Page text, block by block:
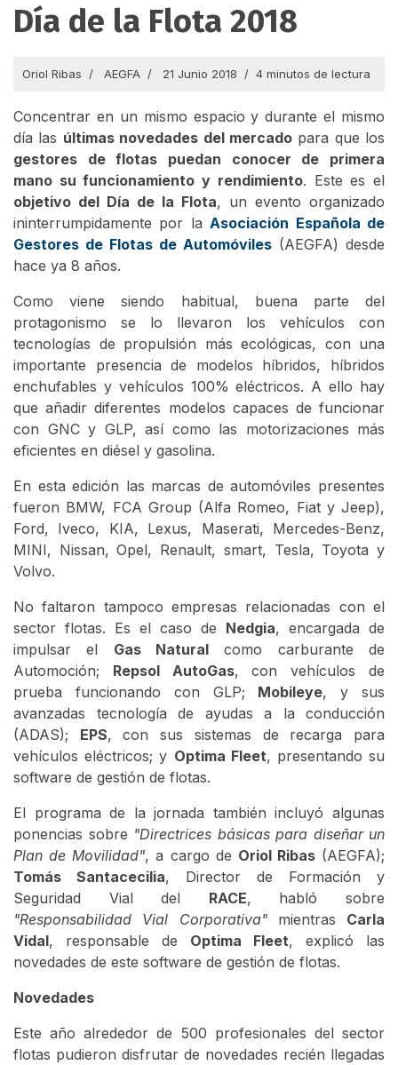
Día de la Flota 2018
Oriol Ribas AEGFA 21 Junio 2018 4 minutos de lectura
Concentrar en un mismo espacio y durante el mismo
día las últimas novedades del mercadopara que los
gestores de flotas puedan conocer de primera
mano su funcionamiento y rendimiento. Este es el
objetivo del Día de la Flota, un evento organizado
ininterrumpidamente por la Asociación Española de
Gestores de Flotas de Automóviles (AEGFA) desde
hace ya 8 años.
Como viene siendo habitual, buena parte del
protagonismo se lo llevaron los vehículos con
tecnologías de propulsión más ecológicas, con una
importante presencia de modelos híbridos, híbridos
enchufables y vehículos 100% eléctricos. A ello hay
que añadir diferentes modelos capaces de funcionar
con GNC y GLP, así como las motorizaciones más
eficientes en diésel y gasolina.
En esta edición las marcas de automóviles presentes
fueron BMW, FCA Group (Alfa Romeo, Fiat y Jeep),
Ford, Iveco, KIA, Lexus, Maserati, Mercedes-Benz,
MINI, Nissan, Opel, Renault, smart, Tesla, Toyota y
Volvo.
No faltaron tampoco empresas relacionadas con el
sector flotas. Es el caso de Nedgia, encargada de
impulsar el Gas Natural como carburante de
Automoción; Repsol AutoGas, con vehículos de
prueba funcionando con GLP; Mobileye, y sus
avanzadas tecnología de ayudas a la conducción
(ADAS); EPS, con sus sistemas de recarga para
vehículos eléctricos; y Optima Fleet, presentando su
software de gestión de flotas.
El programa de la jornada también incluyó algunas
ponencias sobre "Directrices básicas para diseñar un
Plan de Movilidad", a cargo de Oriol Ribas(AEGFA);
Tomás Santacecilia, Director de Formación y
Seguridad Vial del RACE, habló sobre
"Responsabilidad Vial Corporativa"mientras Carla
Vidal, responsable de Optima Fleet, explicó las
novedades de este software de gestión de flotas.
Novedades
Este año alrededor de 500 profesionales del sector
flotas pudieron disfrutar de novedades recién llegadas